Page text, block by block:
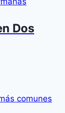
Dos